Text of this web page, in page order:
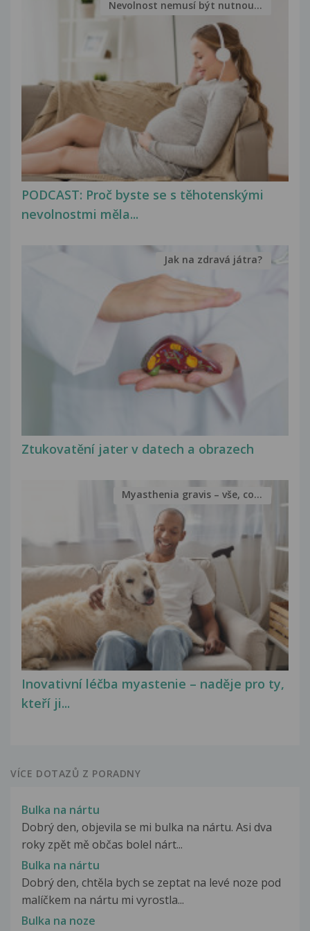
PODCAST: Proč byste se s těhotenskými
nevolnostmi měla...
Nevolnost nemusí být nutnou...
Ztukovatění jater v datech a obrazech
Jak na zdravá játra?
Inovativní léčba myastenie – naděje pro ty,
kteří ji...
Myasthenia gravis – vše, co...
VÍCE DOTAZŮ Z PORADNY
Bulka na nártu
Dobrý den, objevila se mi bulka na nártu. Asi dva
roky zpět mě občas bolel nárt...
Bulka na nártu
Dobrý den, chtěla bych se zeptat na levé noze pod
malíčkem na nártu mi vyrostla...
Bulka na noze